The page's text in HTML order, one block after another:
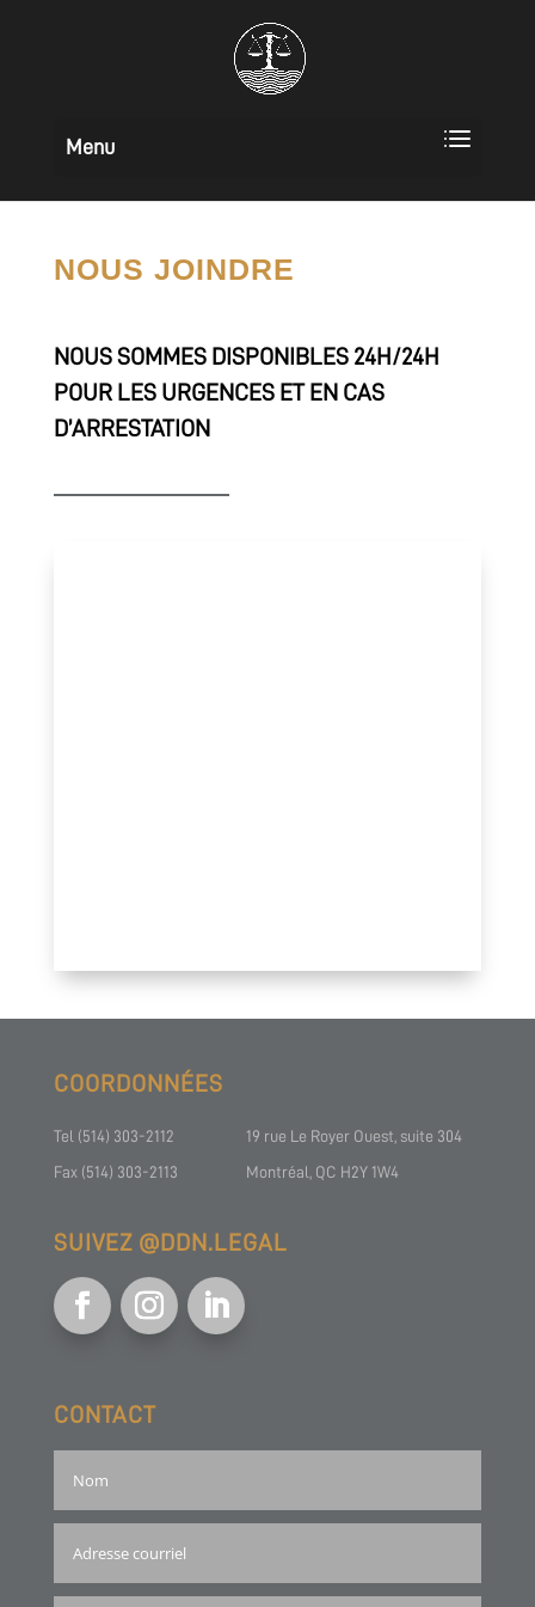
NOUS JOINDRE
NOUS SOMMES DISPONIBLES 24H/24H
POUR LES URGENCES ET EN CAS
D’ARRESTATION
COORDONNÉES
Tel (514) 303-2112
Fax (514) 303-2113
19 rue Le Royer Ouest, suite 304
Montréal, QC H2Y 1W4
SUIVEZ @DDN.LEGAL
CONTACT